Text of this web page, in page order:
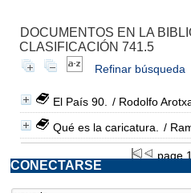
DOCUMENTOS EN LA
CLASIFICACIÓN 741.5
Refinar búsqueda
El País 90.
/ Rodolfo
Qué es la caricatura.
/
page
CONECTARSE